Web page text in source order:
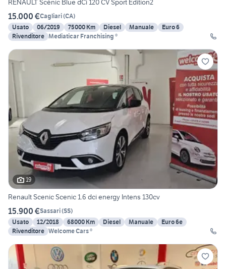
RENAULT Scénic Blue dCi 120 CV Sport Edition2
15.000 €Cagliari(CA)
Usato
06/2019 75000 Km Diesel Manuale
Euro 6
Rivenditore Mediaticar Franchising ®
19
Renault Scenic Scenic 1.6 dci energy Intens 130cv
15.900 €Sassari(SS)
Usato
12/2018 68000 Km Diesel Manuale
Euro 6e
Rivenditore Welcome Cars ®